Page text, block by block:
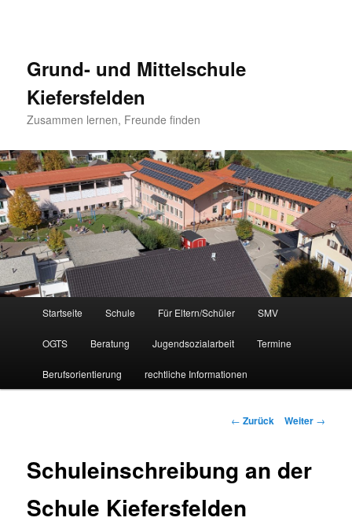
Grund- und Mittelschule
Kiefersfelden
Zusammen lernen, Freunde finden
Zum
Inhalt
wechseln
Startseite Schule Für Eltern/Schüler SMV
OGTS Beratung Jugendsozialarbeit Termine
Berufsorientierung rechtliche Informationen
Beitrags-
← Zurück Weiter →
Schuleinschreibung an der
Schule Kiefersfelden